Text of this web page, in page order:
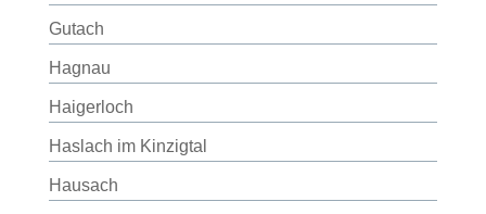
Gutach
Hagnau
Haigerloch
Haslach im Kinzigtal
Hausach